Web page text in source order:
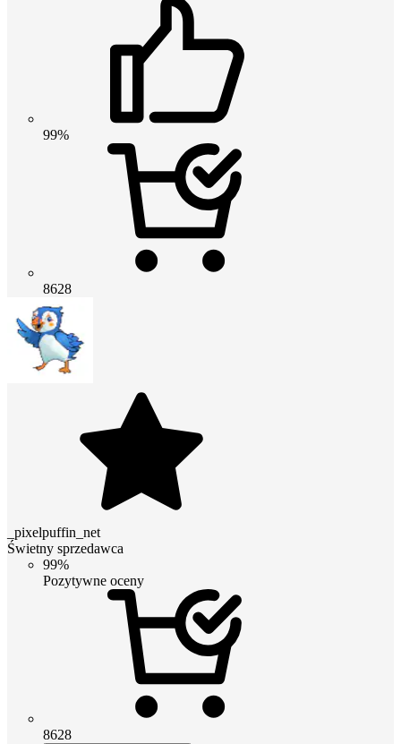
99%
8628
_pixelpuffin_net
Świetny sprzedawca
99%
Pozytywne oceny
8628